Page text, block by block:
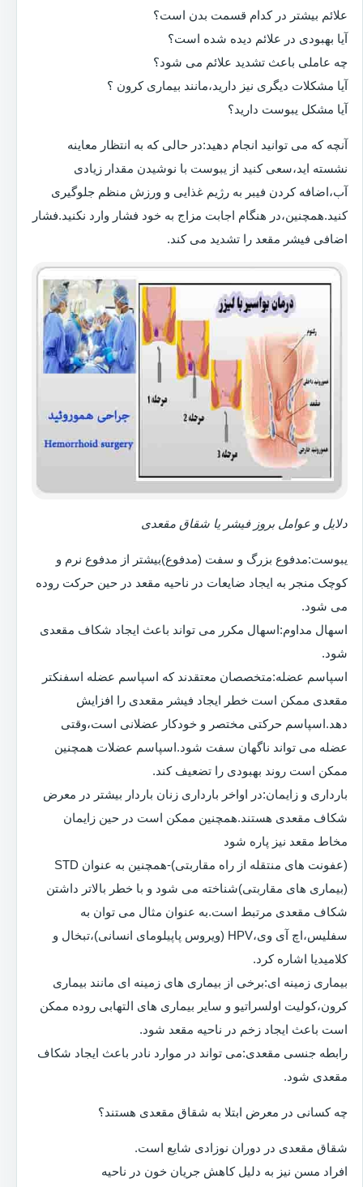
علائم بیشتر در کدام قسمت بدن است؟
آیا بهبودی در علائم دیده شده است؟
چه عاملی باعث تشدید علائم می شود؟
آیا مشکلات دیگری نیز دارید،مانند بیماری کرون ؟
آیا مشکل یبوست دارید؟
آنچه که می توانید انجام دهید:در حالی که به انتظار معاینه
نشسته اید،سعی کنید از یبوست با نوشیدن مقدار زیادی
آب،اضافه کردن فیبر به رژیم غذایی و ورزش منظم جلوگیری
کنید.همچنین،در هنگام اجابت مزاج به خود فشار وارد نکنید.فشار
اضافی فیشر مقعد را تشدید می کند.
دلایل و عوامل بروز فیشر یا شقاق مقعدی
یبوست:مدفوع بزرگ و سفت (مدفوع)بیشتر از مدفوع نرم و
کوچک منجر به ایجاد ضایعات در ناحیه مقعد در حین حرکت روده
می شود.
اسهال مداوم:اسهال مکرر می تواند باعث ایجاد شکاف مقعدی
شود.
اسپاسم عضله:متخصصان معتقدند که اسپاسم عضله اسفنکتر
مقعدی ممکن است خطر ایجاد فیشر مقعدی را افزایش
دهد.اسپاسم حرکتی مختصر و خودکار عضلانی است،وقتی
عضله می تواند ناگهان سفت شود.اسپاسم عضلات همچنین
ممکن است روند بهبودی را تضعیف کند.
بارداری و زایمان:در اواخر بارداری زنان باردار بیشتر در معرض
شکاف مقعدی هستند.همچنین ممکن است در حین زایمان
مخاط مقعد نیز پاره شود
(عفونت های منتقله از راه مقاربتی)-همچنین به عنوان STD
(بیماری های مقاربتی)شناخته می شود و با خطر بالاتر داشتن
شکاف مقعدی مرتبط است.به عنوان مثال می توان به
سفلیس،اچ آی وی،HPV (ویروس پاپیلومای انسانی)،تبخال و
کلامیدیا اشاره کرد.
بیماری زمینه ای:برخی از بیماری های زمینه ای مانند بیماری
کرون،کولیت اولسراتیو و سایر بیماری های التهابی روده ممکن
است باعث ایجاد زخم در ناحیه مقعد شود.
رابطه جنسی مقعدی:می تواند در موارد نادر باعث ایجاد شکاف
مقعدی شود.
چه کسانی در معرض ابتلا به شقاق مقعدی هستند؟
شقاق مقعدی در دوران نوزادی شایع است.
افراد مسن نیز به دلیل کاهش جریان خون در ناحیه